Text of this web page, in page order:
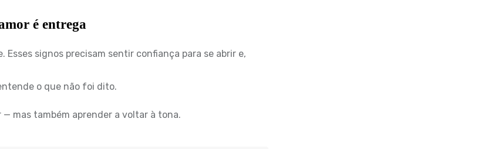
é entrega
signos precisam sentir confiança para se abrir e,
o que não foi dito.
mas também aprender a voltar à tona.